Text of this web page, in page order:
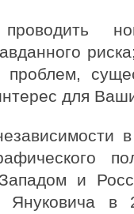
для
и
Януковича в